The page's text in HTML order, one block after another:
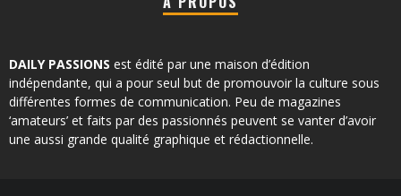
DAILY PASSIONS est édité par une maison d’édition
indépendante, qui a pour seul but de promouvoir la culture sous
différentes formes de communication. Peu de magazines
‘amateurs’ et faits par des passionnés peuvent se vanter d’avoir
une aussi grande qualité graphique et rédactionnelle.